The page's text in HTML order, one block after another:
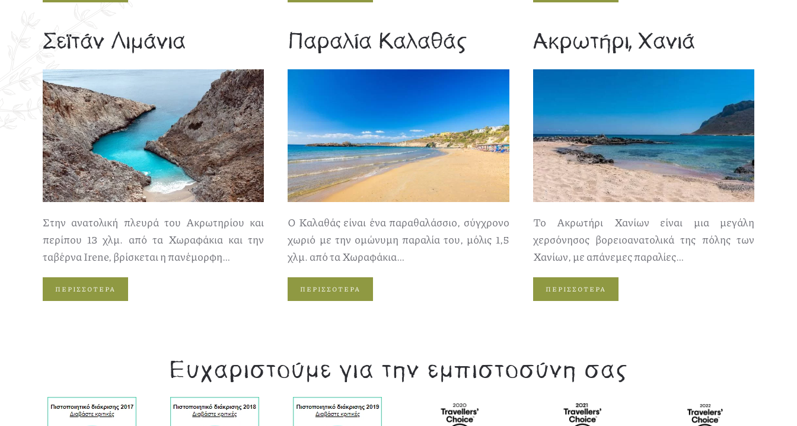
Σεϊτάν Λιμάνια
Στην ανατολική πλευρά του Ακρωτηρίου και
περίπου 13 χλμ. από τα Χωραφάκια και την
ταβέρνα Irene, βρίσκεται η πανέμορφη…
ΠΕΡΙΣΣΟΤΕΡΑ
Παραλία Καλαθάς
Ο Καλαθάς είναι ένα παραθαλάσσιο, σύγχρονο
χωριό με την ομώνυμη παραλία του, μόλις 1,5
χλμ. από τα Χωραφάκια…
ΠΕΡΙΣΣΟΤΕΡΑ
Ακρωτήρι, Χανιά
Το Ακρωτήρι Χανίων είναι μια μεγάλη
χερσόνησος βορειοανατολικά της πόλης των
Χανίων, με απάνεμες παραλίες…
ΠΕΡΙΣΣΟΤΕΡΑ
Ευχαριστούμε για την εμπιστοσύνη σας